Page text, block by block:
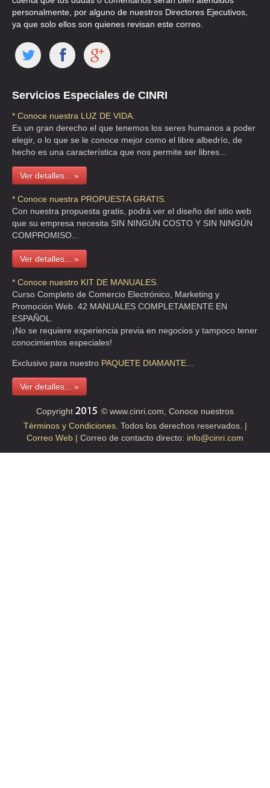
personalmente, por alguno de nuestros Directores Ejecutivos,
ya que solo ellos son quienes revisan este correo.
Servicios Especiales de CINRI
* Conoce nuestra LUZ DE VIDA.
Es un gran derecho el que tenemos los seres humanos a poder
elegir, o lo que se le conoce mejor como el libre albedrío, de
hecho es una característica que nos permite ser libres...
Ver detalles... »
* Conoce nuestra PROPUESTA GRATIS.
Con nuestra propuesta gratis, podrá ver el diseño del sitio web
que su empresa necesita SIN NINGÚN COSTO Y SIN NINGÚN
COMPROMISO...
Ver detalles... »
* Conoce nuestro KIT DE MANUALES.
Curso Completo de Comercio Electrónico, Marketing y
Promoción Web. 42 MANUALES COMPLETAMENTE EN
ESPAÑOL.
¡No se requiere experiencia previa en negocios y tampoco tener
conocimientos especiales!
Exclusivo para nuestro PAQUETE DIAMANTE...
Ver detalles... »
Copyright
© www.cinri.com, Conoce nuestros
Términos y Condiciones. Todos los derechos reservados. |
Correo Web | Correo de contacto directo: info@cinri.com